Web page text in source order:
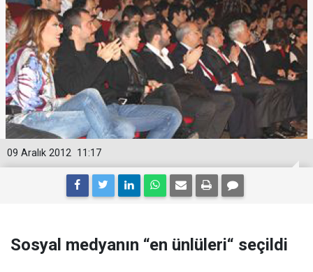
11:17
09 Aralık 2012
Sosyal medyanın “en ünlüleri“ seçildi